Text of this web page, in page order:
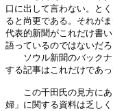
口に出して言わない。と
ると尚更である。それが
代表的新聞がこれだけ書
語っているのではないだろ
ソウル新聞のバックナ
する記事はこれだけであ
この千田氏の見方にあ
婦」に関する資料は乏し